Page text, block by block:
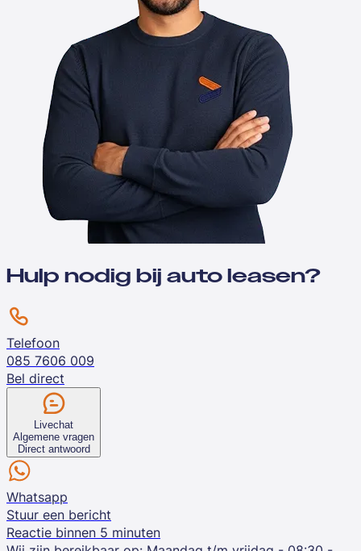
Hulp nodig bij auto leasen?
Telefoon
085 7606 009
Bel direct
Livechat
Algemene vragen
Direct antwoord
Whatsapp
Stuur een bericht
Reactie binnen 5 minuten